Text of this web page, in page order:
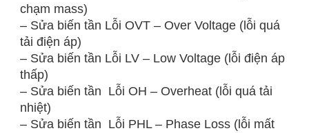
chạm mass)
– Sửa biến tần Lỗi OVT – Over Voltage (lỗi quá
tải điện áp)
– Sửa biến tần Lỗi LV – Low Voltage (lỗi điện áp
thấp)
– Sửa biến tần Lỗi OH – Overheat (lỗi quá tải
nhiệt)
– Sửa biến tần Lỗi PHL – Phase Loss (lỗi mất